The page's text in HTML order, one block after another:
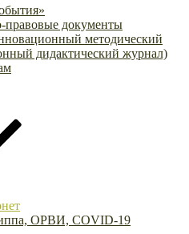
правовые документы
методический
дидактический журнал)
ОРВИ, COVID-19